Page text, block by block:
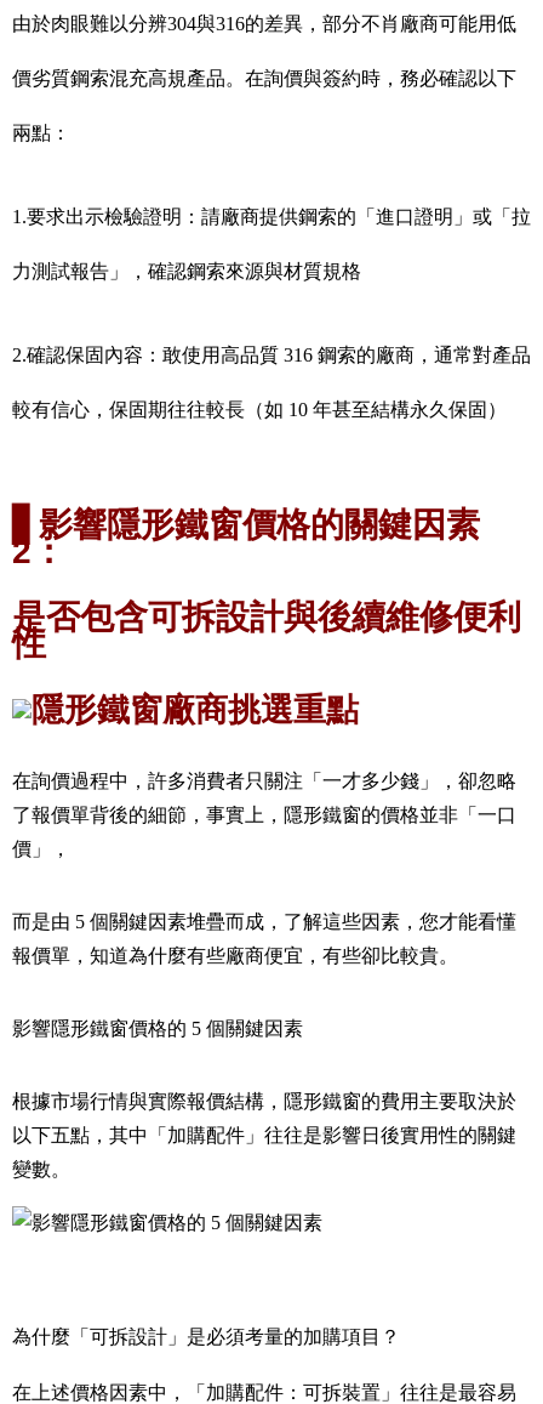
由於肉眼難以分辨304與316的差異，部分不肖廠商可能用低
價劣質鋼索混充高規產品。在詢價與簽約時，務必確認以下
兩點：
1.要求出示檢驗證明：請廠商提供鋼索的「進口證明」或「拉
力測試報告」，確認鋼索來源與材質規格
2.確認保固內容：敢使用高品質 316 鋼索的廠商，通常對產品
較有信心，保固期往往較長（如 10 年甚至結構永久保固）
影響隱形鐵窗價格的關鍵因素
2 ：
是否包含可拆設計與後續維修便利
性
在詢價過程中，許多消費者只關注「一才多少錢」，卻忽略
了報價單背後的細節，事實上，隱形鐵窗的價格並非「一口
價」，
而是由 5 個關鍵因素堆疊而成，了解這些因素，您才能看懂
報價單，知道為什麼有些廠商便宜，有些卻比較貴。
影響隱形鐵窗價格的 5 個關鍵因素
根據市場行情與實際報價結構，隱形鐵窗的費用主要取決於
以下五點，其中「加購配件」往往是影響日後實用性的關鍵
變數。
為什麼「可拆設計」是必須考量的加購項目？
在上述價格因素中，「加購配件：可拆裝置」往往是最容易